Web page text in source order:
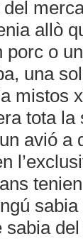
allò
porc o
una
mistos
tota
avió a